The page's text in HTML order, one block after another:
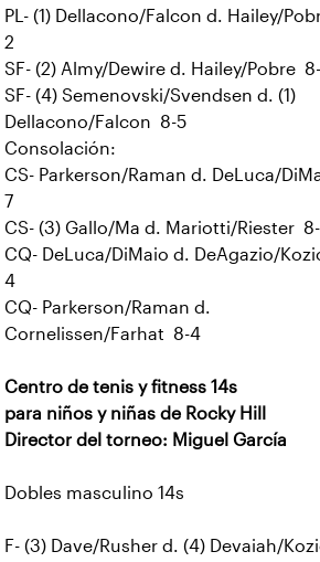
PL- (1) Dellacono/Falcon d. Hailey/
2
SF- (2) Almy/Dewire d. Hailey/Pobre
SF- (4) Semenovski/Svendsen d. (1)
Dellacono/Falcon 8-5
Consolación:
CS- Parkerson/Raman d. DeLuca/
7
CS- (3) Gallo/Ma d. Mariotti/Riester
CQ- DeLuca/DiMaio d. DeAgazio/
4
CQ- Parkerson/Raman d.
Cornelissen/Farhat 8-4
Centro de tenis y fitness 14s
para niños y niñas de Rocky Hill
Director del torneo: Miguel García
Dobles masculino 14s
F- (3) Dave/Rusher d. (4) Devaiah/